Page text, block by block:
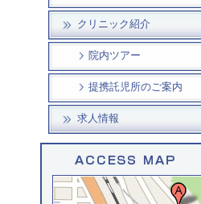
クリニック紹介
院内ツアー
提携託児所のご案内
求人情報